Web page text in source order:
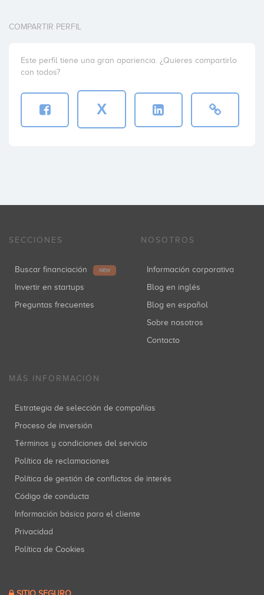
COMPARTIR PERFIL
Este perfil tiene una gran apariencia. ¿Quieres compartirlo
con todos?
X
SECCIONES
Buscar financiación NEW
Invertir en startups
Preguntas frecuentes
NOSOTROS
Información corporativa
Blog en inglés
Blog en español
Sobre nosotros
Contacto
MÁS INFORMACIÓN
Estrategia de selección de compañías
Proceso de inversión
Términos y condiciones del servicio
Política de reclamaciones
Política de gestión de conflictos de interés
Código de conducta
Información básica para el cliente
Privacidad
Política de Cookies